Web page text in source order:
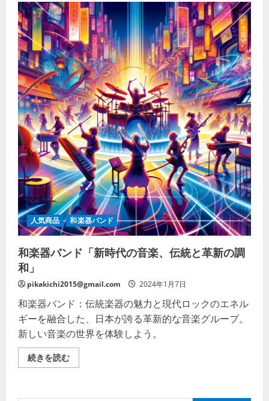
子
–
和
の
魂
と
西
洋
音
楽
の
調
和
を
紡
ぐ、
現
代
の
音
楽
界
の
架
け
橋
の
詳
を
ご
だ
い
人気商品 和楽器バンド
和楽器バンド「新時代の音楽、伝統と革新の調
和」
pikakichi2015@gmail.com 2024年1月7日
和楽器バンド：伝統楽器の魅力と現代ロックのエネル
ギーを融合した、日本が誇る革新的な音楽グループ。
新しい音楽の世界を体験しよう。
続きを読む和
楽